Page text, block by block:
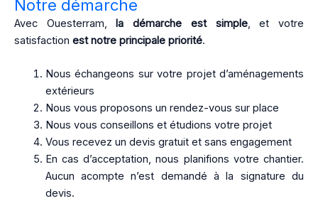
Notre démarche
Avec Ouesterram, la démarche est simple, et votre
satisfaction est notre principale priorité.
Nous échangeons sur votre projet d’aménagements
extérieurs
Nous vous proposons un rendez-vous sur place
Nous vous conseillons et étudions votre projet
Vous recevez un devis gratuit et sans engagement
En cas d’acceptation, nous planifions votre chantier.
Aucun acompte n’est demandé à la signature du
devis.